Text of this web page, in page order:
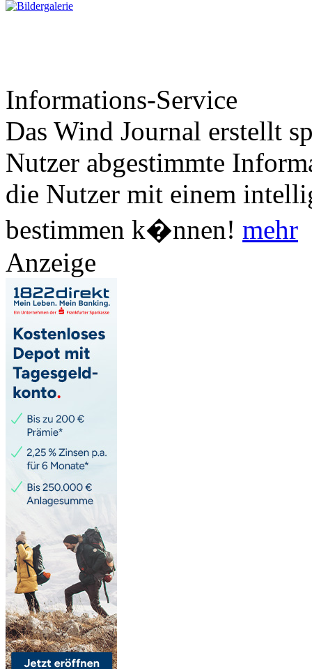
Informations-Service
Das Wind Journal erstellt
Nutzer abgestimmte
die Nutzer mit einem
bestimmen k�nnen! mehr
Anzeige